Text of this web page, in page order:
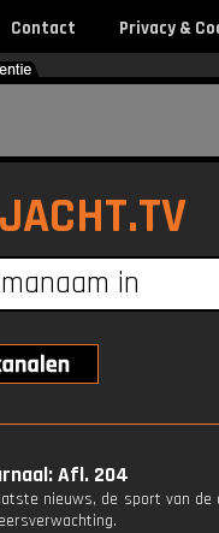
Contact Privacy &
Afl. 204
nieuws, de sport van de